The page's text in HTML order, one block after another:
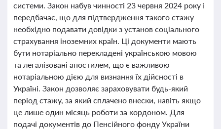
системи. Закон набув чинності 23 червня 2024 року і
передбачає, що для підтвердження такого стажу
необхідно подавати довідки з установ соціального
страхування іноземних країн. Ці документи мають
бути нотаріально перекладені українською мовою
та легалізовані апостилем, що є важливою
нотаріальною дією для визнання їх дійсності в
Україні. Закон дозволяє зараховувати будь-який
період стажу, за який сплачено внески, навіть якщо
це лише один місяць роботи за кордоном. Для
подачі документів до Пенсійного фонду України